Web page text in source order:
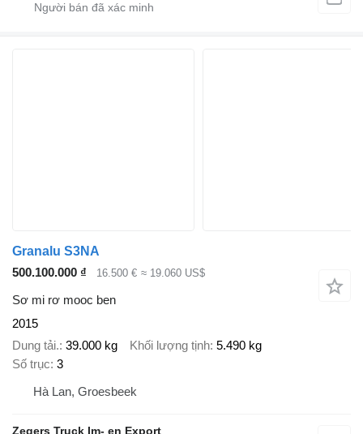
Granalu S3NA
500.100.000 ₫
16.500 € ≈ 19.060 US$
Sơ mi rơ mooc ben
2015
Dung tải. 39.000 kg Khối lượng tịnh 5.490 kg
Số trục 3
Hà Lan, Groesbeek
Zegers Truck Im- en Export